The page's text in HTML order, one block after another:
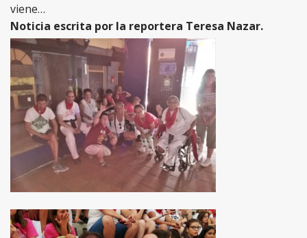
viene…
Noticia escrita por la reportera Teresa Nazar.